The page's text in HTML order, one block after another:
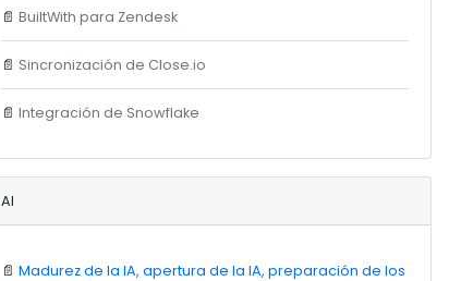
📄BuiltWith para Zendesk
📄 Sincronización de Close.io
📄Integración de Snowflake
AI
📄Madurez de la IA, apertura de la IA, preparación de los